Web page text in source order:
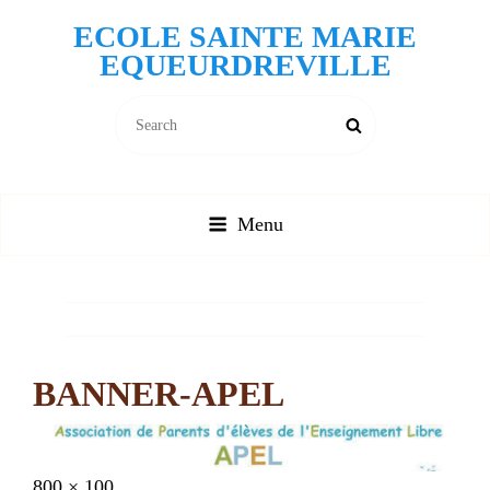
ECOLE SAINTE MARIE
EQUEURDREVILLE
Menu
BANNER-APEL
Posted
25
Full